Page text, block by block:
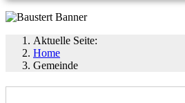
Aktuelle Seite:
Home
Gemeinde